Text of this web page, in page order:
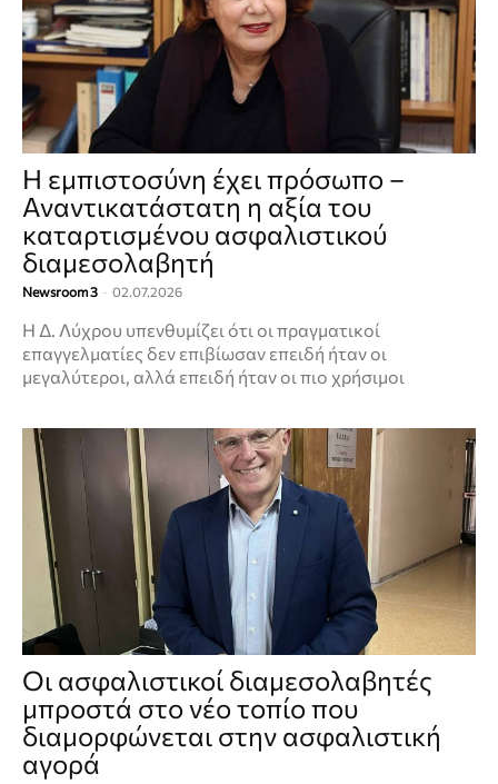
Η εμπιστοσύνη έχει πρόσωπο –
Αναντικατάστατη η αξία του
καταρτισμένου ασφαλιστικού
διαμεσολαβητή
Newsroom 3 - 02.07.2026
Η Δ. Λύχρου υπενθυμίζει ότι οι πραγματικοί
επαγγελματίες δεν επιβίωσαν επειδή ήταν οι
μεγαλύτεροι, αλλά επειδή ήταν οι πιο χρήσιμοι
Οι ασφαλιστικοί διαμεσολαβητές
μπροστά στο νέο τοπίο που
διαμορφώνεται στην ασφαλιστική
αγορά